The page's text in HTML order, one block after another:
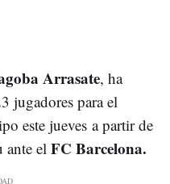
Arrasate, ha
jugadores para el
este jueves a partir de
ante el FC Barcelona.